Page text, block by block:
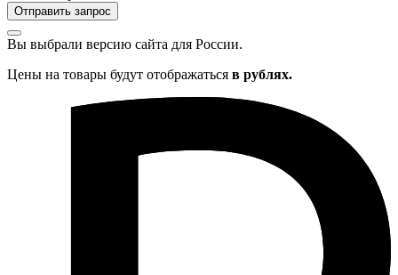
Отправить запрос
Вы выбрали версию сайта для России.
Цены на товары будут отображаться в рублях.